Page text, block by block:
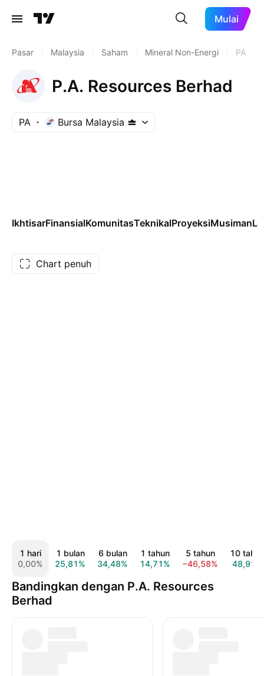
Mulai
Pasar Malaysia Saham Mineral Non-Energi PA
P.A. Resources Berhad
PA Bursa Malaysia
IkhtisarFinansialKomunitasTeknikalProyeksiMusiman
Chart penuh
1 hari
0,00%
1 bulan
25,81%
6 bulan
34,48%
1 tahun
14,71%
5 tahun
−46,58%
10 tahun
48,91%
Bandingkan dengan P.A. Resources
Berhad